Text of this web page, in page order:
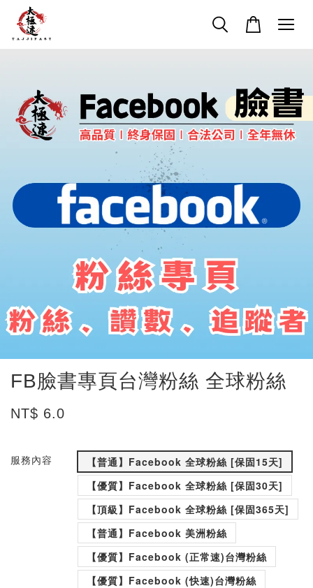
FB臉書專頁台灣粉絲 全球粉絲
NT$ 6.0
服務內容
【普通】Facebook 全球粉絲 [保固15天]
【優質】Facebook 全球粉絲 [保固30天]
【頂級】Facebook 全球粉絲 [保固365天]
【普通】Facebook 美洲粉絲
【優質】Facebook (正常速)台灣粉絲
【優質】Facebook (快速)台灣粉絲